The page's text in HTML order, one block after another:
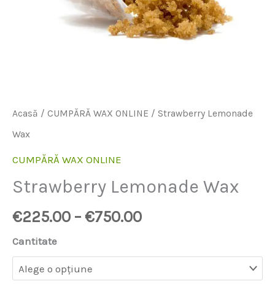
Acasă / CUMPĂRĂ WAX ONLINE / Strawberry Lemonade
Wax
CUMPĂRĂ WAX ONLINE
Strawberry Lemonade Wax
€225.00 – €750.00
Cantitate